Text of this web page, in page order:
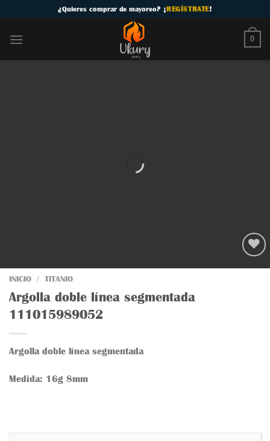
content
¿Quieres comprar de mayoreo? ¡REGÍSTRATE!
0
INICIO / TITANIO
Argolla doble línea segmentada
111015989052
Argolla doble línea segmentada
Medida: 16g 8mm